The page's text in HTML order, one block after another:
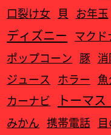
口裂け女
貝 お年玉
ディズニー マクド
ポップコーン 豚
ジュース ホラー
カーナビ
トーマ
みかん 携帯電話